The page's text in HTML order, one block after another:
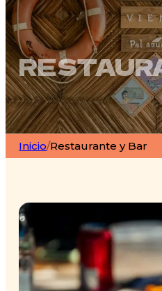
Inicio/Restaurante y Bar